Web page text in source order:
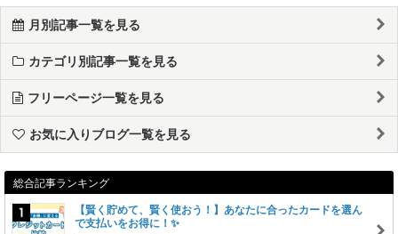
月別記事一覧を見る
カテゴリ別記事一覧を見る
フリーページ一覧を見る
お気に入りブログ一覧を見る
総合記事ランキング
【賢く貯めて、賢く使おう！】あなたに合ったカードを選ん
で支払いをお得に！✨